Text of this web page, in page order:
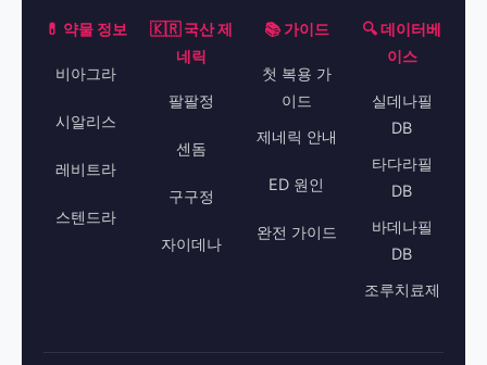
💊 약물 정보
비아그라
시알리스
레비트라
스텐드라
🇰🇷 국산 제
네릭
팔팔정
센돔
구구정
자이데나
📚 가이드
첫 복용 가
이드
제네릭 안내
ED 원인
완전 가이드
🔍 데이터베
이스
실데나필
DB
타다라필
DB
바데나필
DB
조루치료제